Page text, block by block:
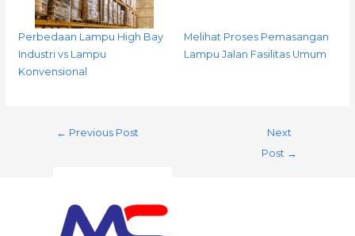
Perbedaan Lampu High Bay
Industri vs Lampu
Konvensional
Melihat Proses Pemasangan
Lampu Jalan Fasilitas Umum
← Previous Post
Next
Post →